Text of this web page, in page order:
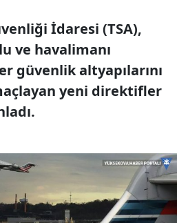
İdaresi (TSA),
ve havalimanı
güvenlik altyapılarını
yeni direktifler